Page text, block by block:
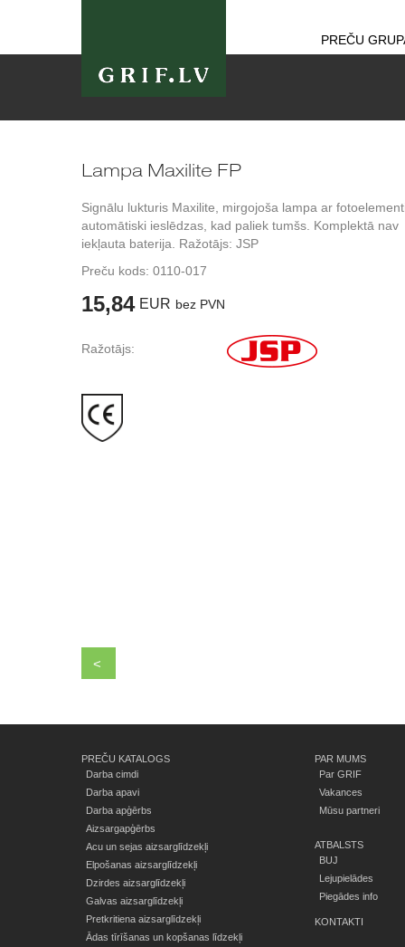
PREČU
Lampa Maxilite FP
Signālu lukturis Maxilite, mirgojoša lampa ar
automātiski ieslēdzas, kad paliek tumšs. Komplektā nav
iekļauta baterija. Ražotājs: JSP
Preču kods: 0110-017
15,84 EUR bez PVN
Ražotājs:
<
PREČU KATALOGS
Darba cimdi
Darba apavi
Darba apģērbs
Aizsargapģērbs
Acu un sejas aizsarglīdzekļi
Elpošanas aizsarglīdzekļi
Dzirdes aizsarglīdzekļi
Galvas aizsarglīdzekļi
Pretkritiena aizsarglīdzekļi
Ādas tīrīšanas un kopšanas līdzekļi
PAR MUMS
Par GRIF
Vakances
Mūsu partneri
ATBALSTS
BUJ
Lejupielādes
Piegādes info
KONTAKTI